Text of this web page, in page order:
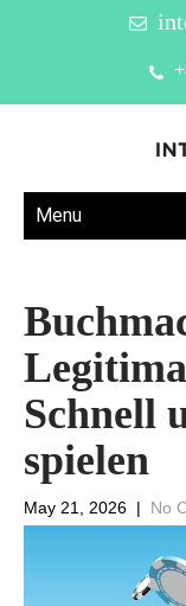
Menu
Schnell
spielen
May 21, 2026 | No